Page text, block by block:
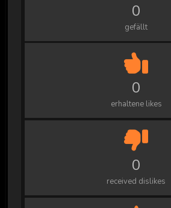
0
gefällt
0
erhaltene likes
0
received dislikes